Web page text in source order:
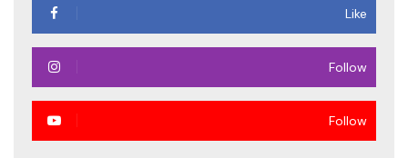
Like
Follow
Follow